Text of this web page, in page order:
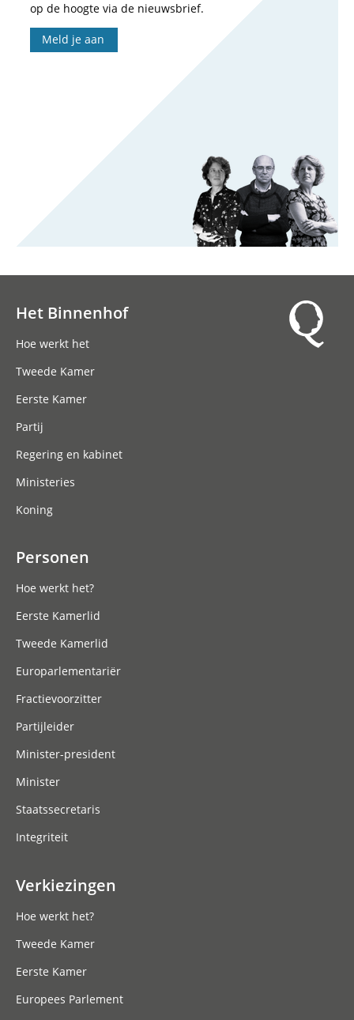
op de hoogte via de nieuwsbrief.
Meld je aan
Het Binnenhof
Hoe werkt het
Tweede Kamer
Eerste Kamer
Partij
Regering en kabinet
Ministeries
Koning
Personen
Hoe werkt het?
Eerste Kamerlid
Tweede Kamerlid
Europarlementariër
Fractievoorzitter
Partijleider
Minister-president
Minister
Staatssecretaris
Integriteit
Verkiezingen
Hoe werkt het?
Tweede Kamer
Eerste Kamer
Europees Parlement